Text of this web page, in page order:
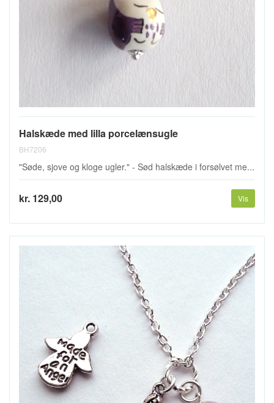
Halskæde med lilla porcelænsugle
BH7206
"Søde, sjove og kloge ugler." - Sød halskæde i forsølvet me...
kr. 129,00 Vis